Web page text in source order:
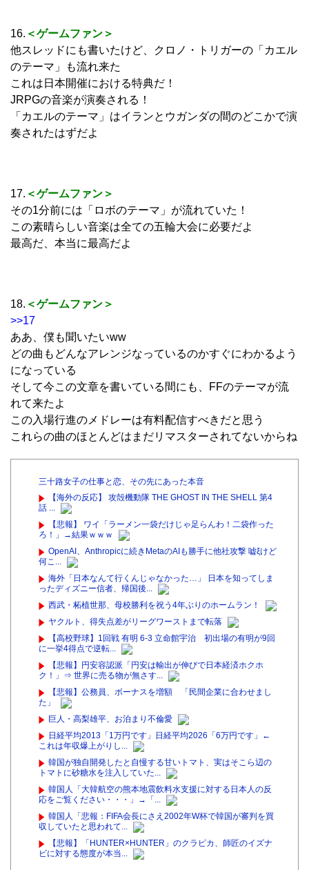
16. ＜ゲームファン＞
他スレッドにも書いたけど、クロノ・トリガーの「カエル
のテーマ」も流れ来た
これは日本開催における特典だ！
JRPGの音楽が演奏される！
「カエルのテーマ」はイランとウガンダの間のどこかで演
奏されたはずだよ
17. ＜ゲームファン＞
その1分前には「ロボのテーマ」が流れていた！
この素晴らしい音楽は全ての五輪大会に必要だよ
最高だ、本当に最高だよ
18. ＜ゲームファン＞
>>17
ああ、僕も聞いたいww
どの曲もどんなアレンジなっているのかすぐにわかるよう
になっている
そして今この文章を書いている間にも、FFのテーマが流
れて来たよ
この入場行進のメドレーは有料配信すべきだと思う
これらの曲のほとんどはまだリマスターされてないからね
三十路女子の仕事と恋、その先にあった本音
【海外の反応】 攻殻機動隊 THE GHOST IN THE SHELL 第4
話 ...
【悲報】 ワイ「ラーメン一袋だけじゃ足らんわ！二袋作った
ろ！」→結果ｗｗｗ
OpenAI、Anthropicに続きMetaのAIも勝手に他社攻撃 嘘ξけど
何こ...
海外「日本なんて行くんじゃなかった…」 日本を知ってしま
ったディズニー信者、帰国後...
西武・柘植世那、母校勝利を祝う4年ぶりのホームラン！
ヤクルト、得失点差がリーグワーストまで転落
【高校野球】1回戦 有明 6-3 立命館宇治 初出場の有明が9回
に一挙4得点で逆転...
【悲報】円安容認派「円安は輸出が伸びで日本経済ホクホ
ク！」⇒ 世界に売る物が無さす...
【悲報】公務員、ボーナスを増額 「民間企業に合わせまし
た」
巨人・高梨雄平、お泊まり不倫愛
日経平均2013「1万円です」日経平均2026「6万円です」←
これは年収爆上がりし...
韓国が独自開発したと自慢する甘いトマト、実はそこら辺の
トマトに砂糖水を注入していた...
韓国人「大韓航空の熊本地震飲料水支援に対する日本人の反
応をご覧ください・・・」→「...
韓国人「悲報：FIFA会長にさえ2002年W杯で韓国が審判を買
収していたと思われて...
【悲報】「HUNTER×HUNTER」のクラピカ、師匠のイズナ
ビに対する態度が本当...